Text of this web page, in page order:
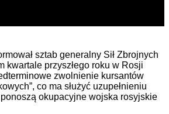
sztab generalny Sił Zbrojnych
kwartale przyszłego roku w Rosji
zwolnienie kursantów
co ma służyć uzupełnieniu
okupacyjne wojska rosyjskie